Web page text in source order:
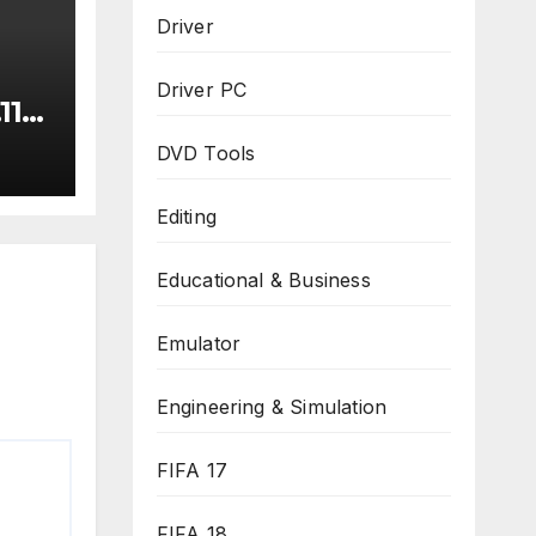
Driver
Driver PC
DVD Tools
Editing
Educational & Business
Emulator
Engineering & Simulation
FIFA 17